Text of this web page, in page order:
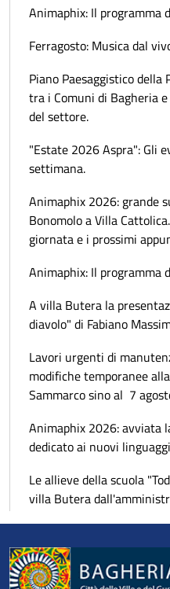
Animaphix: Il programma
Ferragosto: Musica dal
Piano Paesaggistico
tra i Comuni di Bagheria
del settore.
"Estate 2026 Aspra": Gli
settimana.
Animaphix 2026: grande
Bonomolo a Villa
giornata e i prossimi
Animaphix: Il programma
A villa Butera la
diavolo" di Fabiano
Lavori urgenti di
modifiche temporanee
Sammarco sino al 7
Animaphix 2026: avviata
dedicato ai nuovi
Le allieve della scuola
villa Butera